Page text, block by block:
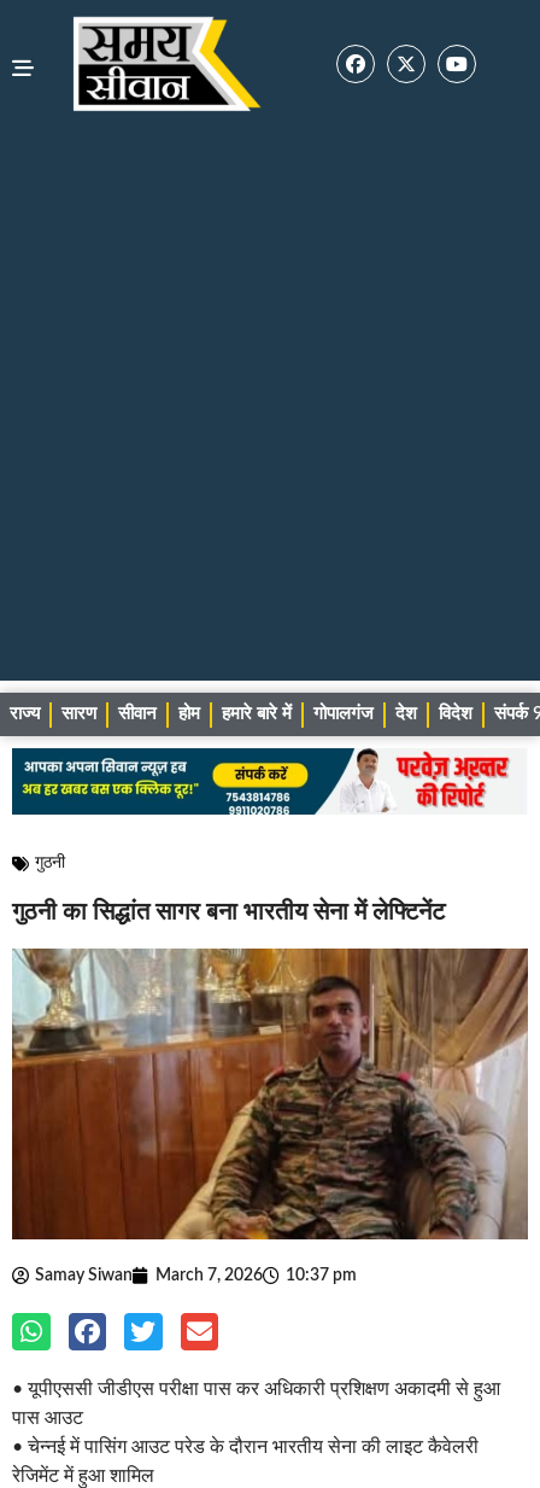
राज्य सारण सीवान होम हमारे बारे में गोपालगंज देश विदेश संपर्क
गुठनी
गुठनी का सिद्धांत सागर बना भारतीय सेना में लेफ्टिनेंट
Samay Siwan March 7, 2026 10:37 pm
• यूपीएससी जीडीएस परीक्षा पास कर अधिकारी प्रशिक्षण अकादमी से हुआ
पास आउट
• चेन्नई में पासिंग आउट परेड के दौरान भारतीय सेना की लाइट कैवेलरी
रेजिमेंट में हुआ शामिल